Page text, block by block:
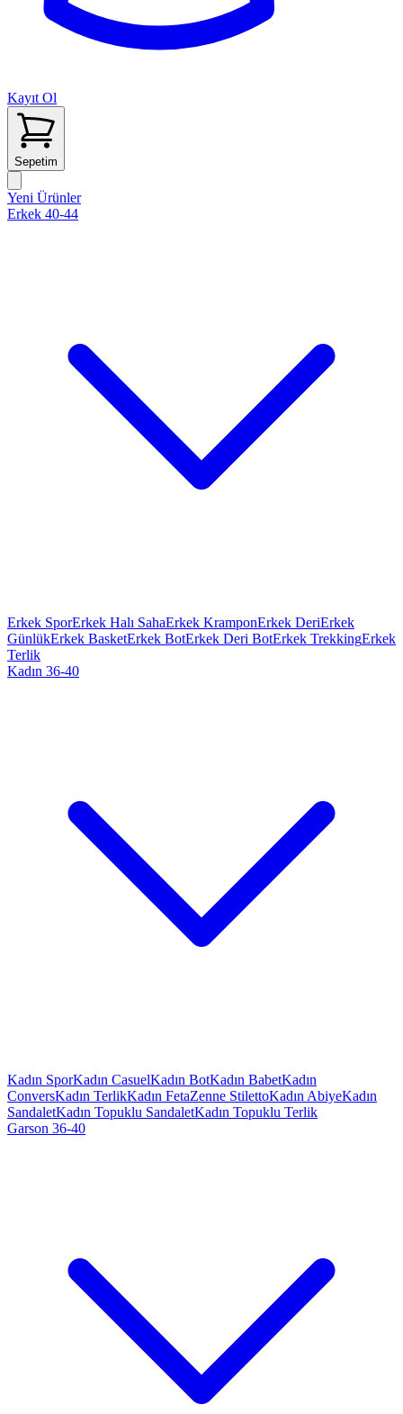
Kayıt Ol
Sepetim
Yeni Ürünler
Erkek 40-44
Erkek SporErkek Halı SahaErkek KramponErkek DeriErkek
GünlükErkek BasketErkek BotErkek Deri BotErkek TrekkingErkek
Terlik
Kadın 36-40
Kadın SporKadın CasuelKadın BotKadın BabetKadın
ConversKadın TerlikKadın FetaZenne StilettoKadın AbiyeKadın
SandaletKadın Topuklu SandaletKadın Topuklu Terlik
Garson 36-40